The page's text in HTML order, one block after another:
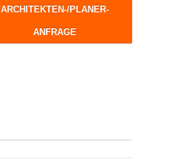
ARCHITEKTEN-/PLANER-
ANFRAGE